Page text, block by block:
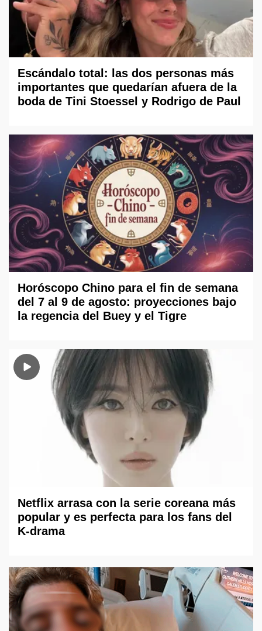
Escándalo total: las dos personas más
importantes que quedarían afuera de la
boda de Tini Stoessel y Rodrigo de Paul
Horóscopo Chino para el fin de semana
del 7 al 9 de agosto: proyecciones bajo
la regencia del Buey y el Tigre
Netflix arrasa con la serie coreana más
popular y es perfecta para los fans del
K-drama